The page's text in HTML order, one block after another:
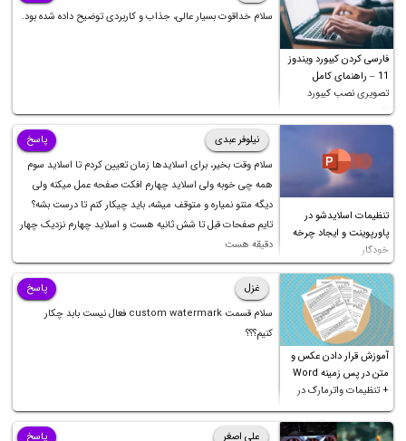
فارسی کردن کیبورد ویندوز
11 – راهنمای کامل
تصویری نصب کیبورد
فارسی
سلام خداقوت بسیار عالی، جذاب و کاربردی توضیح داده شده بود.
تنظیمات اسلایدشو در
پاورپوینت و ایجاد چرخه
خودکار
نیلوفر عبدی
سلام وقت بخیر، برای اسلایدها زمان تعیین کردم تا اسلاید سوم
همه چی خوبه ولی اسلاید چهارم افکت صفحه عمل میکنه ولی
دیگه متنو نمیاره و متوقف میشه، باید چیکار کنم تا درست بشه؟
تایم صفحات قبل تا شش ثانیه هست و اسلاید چهارم نزدیک چهار
دقیقه هست
پاسخ
آموزش قرار دادن عکس و
متن در پس زمینه Word
+ تنظیمات واترمارک در
ورد
غزل
سلام قسمت custom watermark فعال نیست بابد چکار
کنیم؟؟؟
پاسخ
علی اصغر
پاسخ